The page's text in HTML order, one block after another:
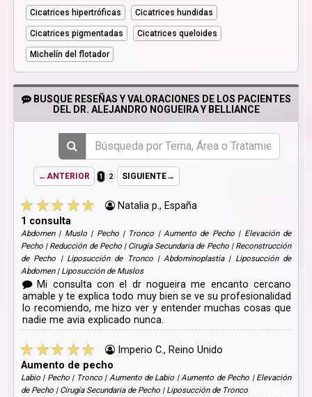
Cicatrices hipertróficas Cicatrices hundidas
Cicatrices pigmentadas Cicatrices queloides
Michelín del flotador
BUSQUE RESEÑAS Y VALORACIONES DE LOS PACIENTES
DEL DR. ALEJANDRO NOGUEIRA Y BELLIANCE
←ANTERIOR 1 2 SIGUIENTE→
Natalia p., España
1 consulta
Abdomen | Muslo | Pecho | Tronco | Aumento de Pecho | Elevación de
Pecho | Reducción de Pecho | Cirugía Secundaria de Pecho | Reconstrucción
de Pecho | Liposucción de Tronco | Abdominoplastia | Liposucción de
Abdomen | Liposucción de Muslos
Mi consulta con el dr nogueira me encanto cercano
amable y te explica todo muy bien se ve su profesionalidad
lo recomiendo, me hizo ver y entender muchas cosas que
nadie me avia explicado nunca.
Imperio C., Reino Unido
Aumento de pecho
Labio | Pecho | Tronco | Aumento de Labio | Aumento de Pecho | Elevación
de Pecho | Cirugía Secundaria de Pecho | Liposucción de Tronco